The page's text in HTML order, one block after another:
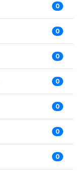
0
0
0
0
0
0
0